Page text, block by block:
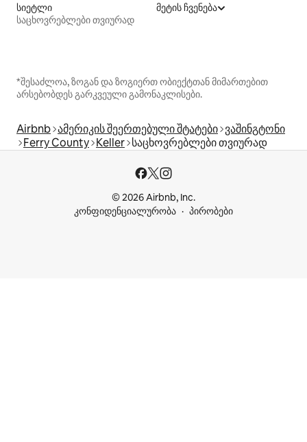
სიეტლი
საცხოვრებლები თვიურად
მეტის ჩვენება
*შესაძლოა, ზოგან და ზოგიერთ ობიექტთან მიმართებით
არსებობდეს გარკვეული გამონაკლისები.
Airbnb ამერიკის შეერთებული შტატები ვაშინგტონი
Ferry County Keller საცხოვრებლები თვიურად
© 2026 Airbnb, Inc.
კონფიდენციალურობა
პირობები